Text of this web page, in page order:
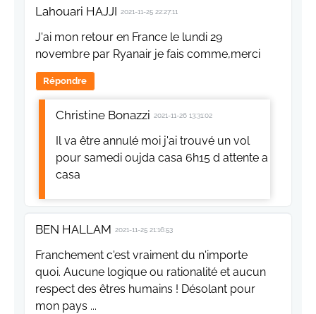
Lahouari HAJJI 2021-11-25 22:27:11
J'ai mon retour en France le lundi 29
novembre par Ryanair je fais comme,merci
Répondre
Christine Bonazzi 2021-11-26 13:31:02
Il va être annulé moi j'ai trouvé un vol
pour samedi oujda casa 6h15 d attente a
casa
BEN HALLAM 2021-11-25 21:16:53
Franchement c'est vraiment du n'importe
quoi. Aucune logique ou rationalité et aucun
respect des êtres humains ! Désolant pour
mon pays ...